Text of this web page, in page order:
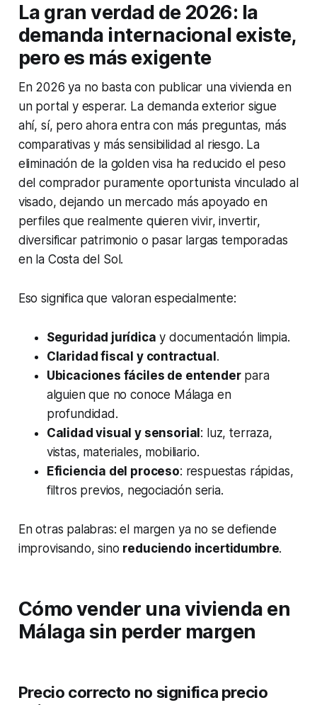
La gran verdad de 2026: la
demanda internacional existe,
pero es más exigente
En 2026 ya no basta con publicar una vivienda en
un portal y esperar. La demanda exterior sigue
ahí, sí, pero ahora entra con más preguntas, más
comparativas y más sensibilidad al riesgo. La
eliminación de la golden visa ha reducido el peso
del comprador puramente oportunista vinculado al
visado, dejando un mercado más apoyado en
perfiles que realmente quieren vivir, invertir,
diversificar patrimonio o pasar largas temporadas
en la Costa del Sol.
Eso significa que valoran especialmente:
Seguridad jurídica y documentación limpia.
Claridad fiscal y contractual .
Ubicaciones fáciles de entenderpara
alguien que no conoce Málaga en
profundidad.
Calidad visual y sensorial : luz, terraza,
vistas, materiales, mobiliario.
Eficiencia del proceso: respuestas rápidas,
filtros previos, negociación seria.
En otras palabras: el margen ya no se defiende
improvisando, sino reduciendo incertidumbre.
Cómo vender una vivienda en
Málaga sin perder margen
Precio correcto no significa precio